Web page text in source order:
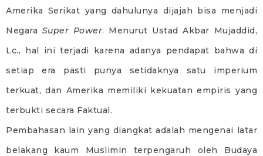
Amerika Serikat yang dahulunya dijajah bisa menjadi
Negara Super Power. Menurut Ustad Akbar Mujaddid,
Lc., hal ini terjadi karena adanya pendapat bahwa di
setiap era pasti punya setidaknya satu imperium
terkuat, dan Amerika memiliki kekuatan empiris yang
terbukti secara Faktual.
Pembahasan lain yang diangkat adalah mengenai latar
belakang kaum Muslimin terpengaruh oleh Budaya